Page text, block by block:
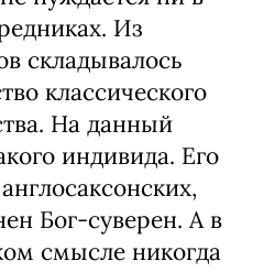
Из
складывалось
классического
На данный
индивида. Его
Бог-суверен. А в
смысле никогда